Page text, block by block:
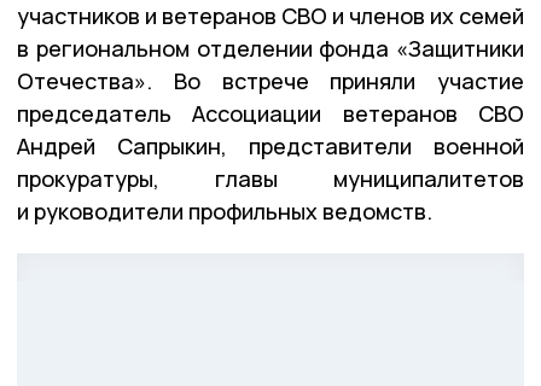
участников и ветеранов СВО и членов их семей
в региональном отделении фонда «Защитники
Отечества». Во встрече приняли участие
председатель Ассоциации ветеранов СВО
Андрей Сапрыкин, представители военной
прокуратуры, главы муниципалитетов
и руководители профильных ведомств.